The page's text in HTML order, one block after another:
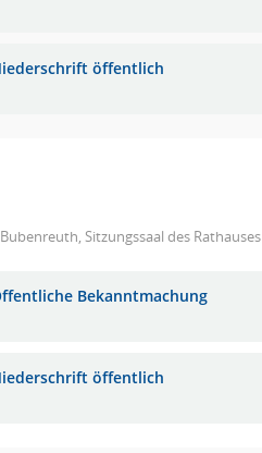
öffentlich
Bubenreuth, Sitzungssaal des Rathauses
Bekanntmachung
öffentlich